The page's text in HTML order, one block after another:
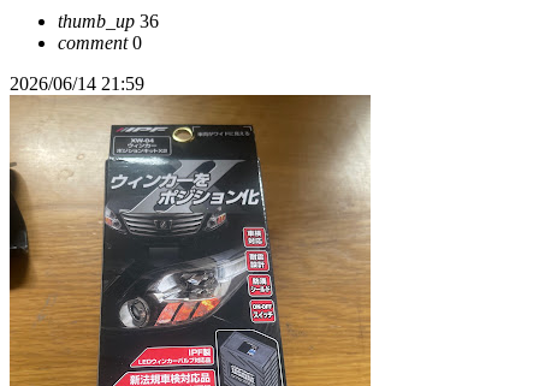
thumb_up 36
comment0
2026/06/14 21:59